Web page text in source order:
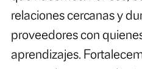
que hacemos. Por
relaciones cercanas
proveedores con